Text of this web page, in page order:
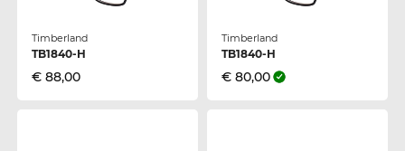
Timberland
TB1840-H
€ 88,00
Timberland
TB1840-H
€ 80,00